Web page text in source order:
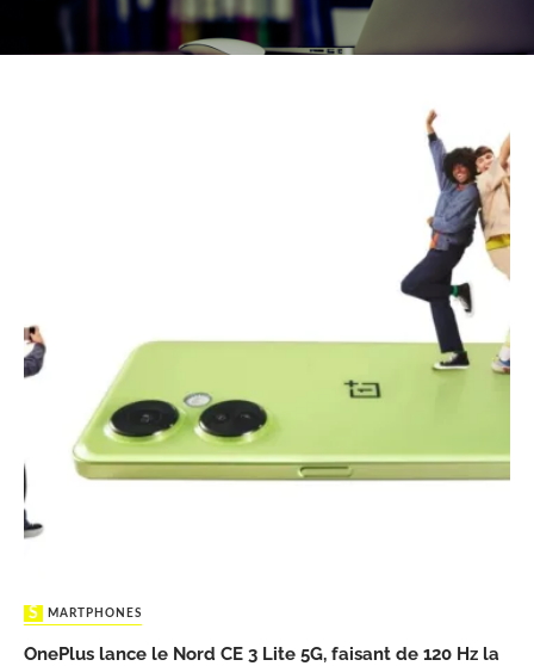
SMARTPHONES
OnePlus lance le Nord CE 3 Lite 5G, faisant de 120 Hz la